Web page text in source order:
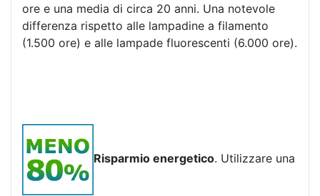
ore e una media di circa 20 anni. Una notevole
differenza rispetto alle lampadine a filamento
(1.500 ore) e alle lampade fluorescenti (6.000 ore).
Risparmio energetico. Utilizzare una